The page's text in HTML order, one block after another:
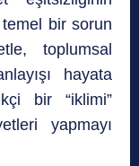
bir sorun
toplumsal
hayata
bir “iklimi”
yapmayı